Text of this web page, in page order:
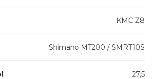
KMC Z8
Shimano MT200 / SMRT10S
27,5